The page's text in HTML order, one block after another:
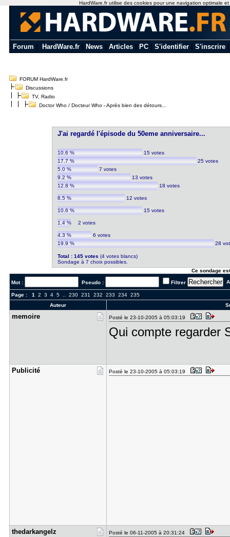
Forum HardWare.fr News Articles PC S'identifier S'inscrire
FORUM HardWare.fr
Discussions
TV, Radio
Doctor Who / Docteur Who - Après bien des détours...
J'ai regardé l'épisode du 50eme anniversaire...
10.6 %
15 votes
17.7 %
25 votes
5.0 %
7 votes
9.2 %
13 votes
12.8 %
18 votes
8.5 % 12 votes
10.6 % 15 votes
1.4 %2 votes
4.3 %
6 votes
19.9 %
28
Total : 145 votes (4 votes blancs)
Sondage à 7 choix possibles.
Ce sondage
Mot : Pseudo : Filtrer
Page : 1 2 3 4 5.. 230 231 232 233 234 235
Auteur
memoire Posté le 23-10-2005 à 05:03:19
Qui compte regarder
Publicité Posté le 23-10-2005 à 05:03:19
thedarkang​elz Posté le 06-11-2005 à 20:31:24
HardWare.fr utilise des cookies pour une navigation optimale